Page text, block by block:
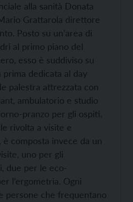
alla sanità Donata
Grattarola direttore
Posto su un’area di
al primo piano del
esso è suddiviso su
dedicata al day
palestra attrezzata con
ambulatorio e studio
pranzo per gli ospiti.
rivolta a visite e
composta invece da un
uno per gli
due per le eco-
l’ergometria. Ogni
persone che frequentano